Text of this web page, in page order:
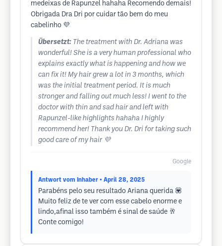
medeixas de Rapunzel hahaha Recomendo demais!
Obrigada Dra Dri por cuidar tão bem do meu
cabelinho 💜
Übersetzt: The treatment with Dr. Adriana was
wonderful! She is a very human professional who
explains exactly what is happening and how we
can fix it! My hair grew a lot in 3 months, which
was the initial treatment period. It is much
stronger and falling out much less! I went to the
doctor with thin and sad hair and left with
Rapunzel-like highlights hahaha I highly
recommend her! Thank you Dr. Dri for taking such
good care of my hair 💜
Google
Antwort vom Inhaber • April 28, 2025
Parabéns pelo seu resultado Ariana querida 💟
Muito feliz de te ver com esse cabelo enorme e
lindo,afinal isso também é sinal de saúde 🥂
Conte comigo!